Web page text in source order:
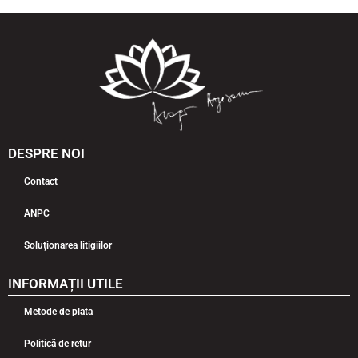
DESPRE NOI
Contact
ANPC
Soluționarea litigiilor
INFORMAȚII UTILE
Metode de plata
Politică de retur